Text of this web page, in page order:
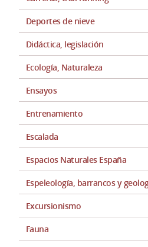
Deportes de nieve
Didáctica, legislación
Ecología, Naturaleza
Ensayos
Entrenamiento
Escalada
Espacios Naturales España
Espeleología, barrancos y
Excursionismo
Fauna